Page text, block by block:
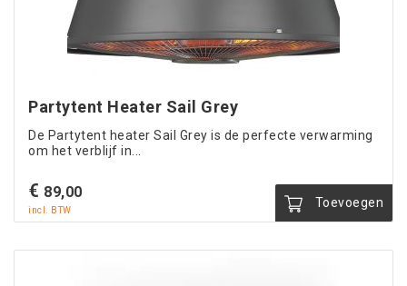
Partytent Heater Sail Grey
De Partytent heater Sail Grey is de perfecte verwarming
om het verblijf in...
€ 89,00
incl. BTW
Toevoegen